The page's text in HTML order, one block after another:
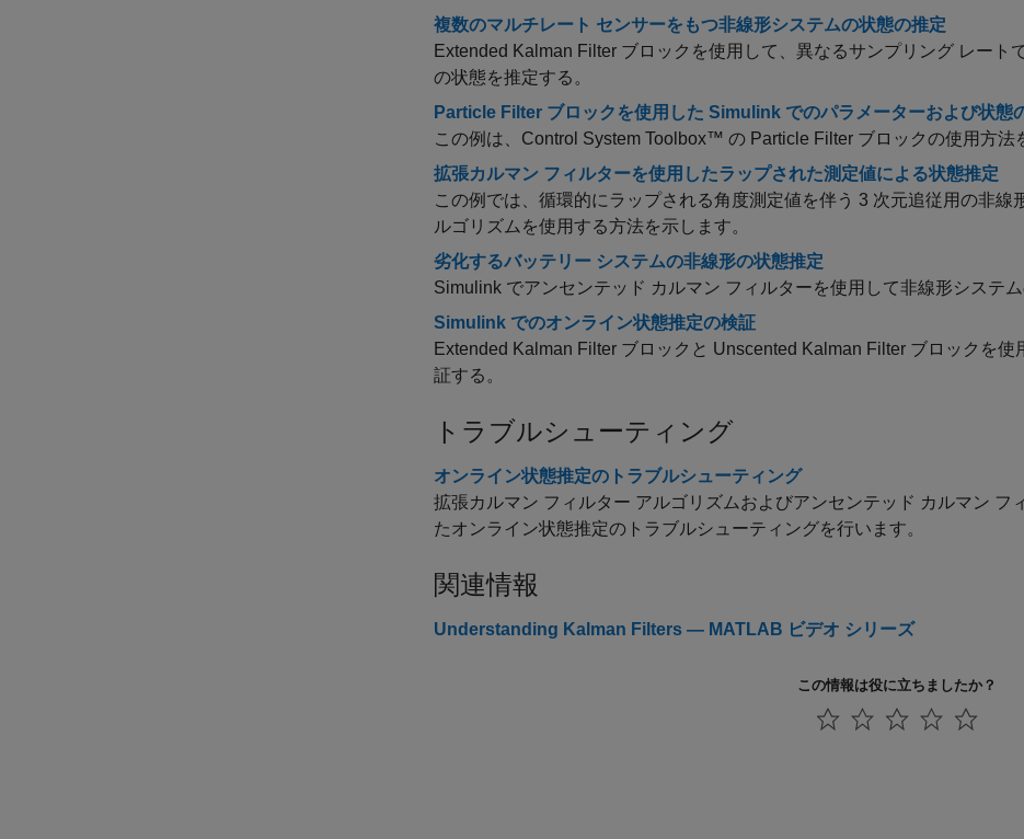
複数のマルチレート センサーをもつ非線形システムの状態の推定
Extended Kalman Filter ブロックを使用して、異なるサンプリング レート
の状態を推定する。
Particle Filter ブロックを使用した Simulink でのパラメーターおよび状態
この例は、Control System Toolbox™ の Particle Filter ブロックの使用方法
拡張カルマン フィルターを使用したラップされた測定値による状態推定
この例では、循環的にラップされる角度測定値を伴う 3 次元追従用の非
ルゴリズムを使用する方法を示します。
劣化するバッテリー システムの非線形の状態推定
Simulink でアンセンテッド カルマン フィルターを使用して非線形システム
Simulink でのオンライン状態推定の検証
Extended Kalman Filter ブロックと Unscented Kalman Filter ブロックを使
証する。
トラブルシューティング
オンライン状態推定のトラブルシューティング
拡張カルマン フィルター アルゴリズムおよびアンセンテッド カルマン フ
たオンライン状態推定のトラブルシューティングを行います。
関連情報
Understanding Kalman Filters — MATLAB ビデオ シリーズ
この情報は役に立ちましたか？